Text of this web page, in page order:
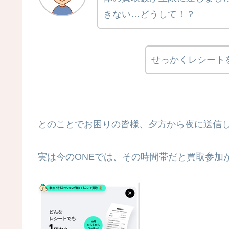
きない…どうして！？
せっかくレシー
とのことでお困りの皆様、夕方から夜に送信
実は今のONEでは、その時間帯だと買取参加